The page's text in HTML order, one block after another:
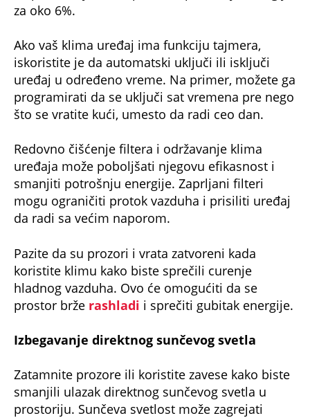
za oko 6%.
Ako vaš klima uređaj ima funkciju tajmera,
iskoristite je da automatski uključi ili isključi
uređaj u određeno vreme. Na primer, možete ga
programirati da se uključi sat vremena pre nego
što se vratite kući, umesto da radi ceo dan.
Redovno čišćenje filtera i održavanje klima
uređaja može poboljšati njegovu efikasnost i
smanjiti potrošnju energije. Zaprljani filteri
mogu ograničiti protok vazduha i prisiliti uređaj
da radi sa većim naporom.
Pazite da su prozori i vrata zatvoreni kada
koristite klimu kako biste sprečili curenje
hladnog vazduha. Ovo će omogućiti da se
prostor brže rashladi i sprečiti gubitak energije.
Izbegavanje direktnog sunčevog svetla
Zatamnite prozore ili koristite zavese kako biste
smanjili ulazak direktnog sunčevog svetla u
prostoriju. Sunčeva svetlost može zagrejati